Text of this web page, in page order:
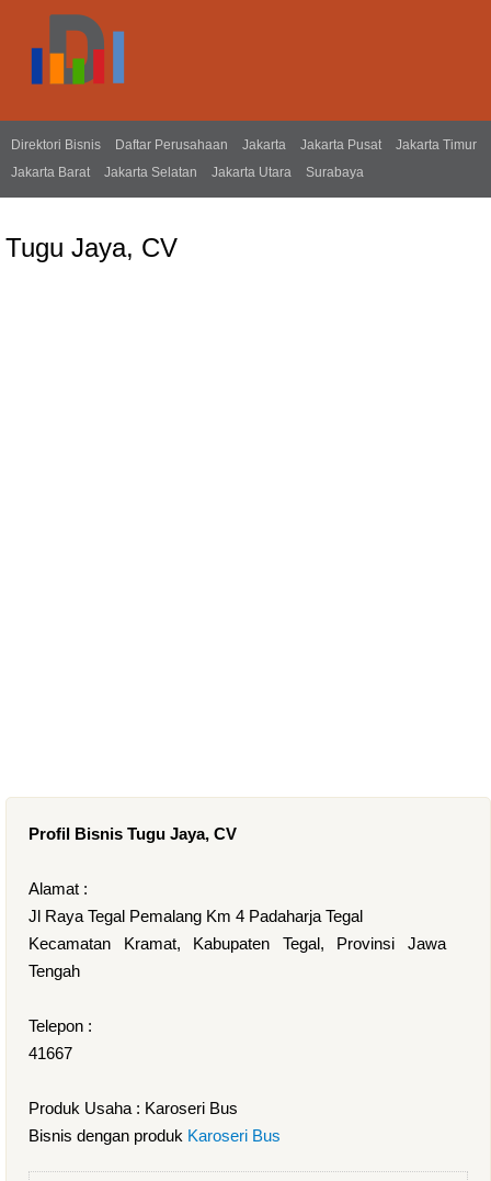
Direktori Bisnis Daftar Perusahaan Jakarta Jakarta Pusat
Jakarta Timur
Jakarta Barat
Jakarta Selatan Jakarta Utara Surabaya
Tugu Jaya, CV
Profil Bisnis Tugu Jaya, CV
Alamat :
Jl Raya Tegal Pemalang Km 4 Padaharja Tegal
Kecamatan Kramat, Kabupaten Tegal, Provinsi Jawa
Tengah
Telepon :
41667
Produk Usaha : Karoseri Bus
Bisnis dengan produk Karoseri Bus